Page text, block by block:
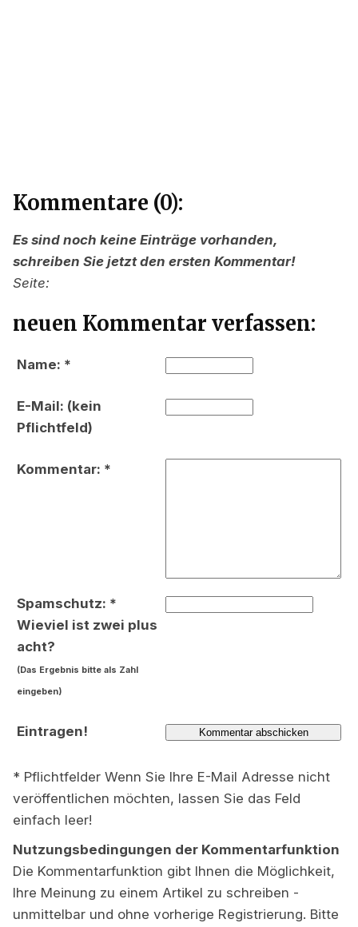
Kommentare (0):
Es sind noch keine Einträge vorhanden,
schreiben Sie jetzt den ersten Kommentar!
Seite:
neuen Kommentar verfassen:
Name: *
E-Mail: (kein
Pflichtfeld)
Kommentar: *
Spamschutz: *
Wieviel ist zwei plus
acht?
(Das Ergebnis bitte als Zahl
eingeben)
Eintragen!
* Pflichtfelder Wenn Sie Ihre E-Mail Adresse nicht
veröffentlichen möchten, lassen Sie das Feld
einfach leer!
Nutzungsbedingungen der Kommentarfunktion
Die Kommentarfunktion gibt Ihnen die Möglichkeit,
Ihre Meinung zu einem Artikel zu schreiben -
unmittelbar und ohne vorherige Registrierung. Bitte